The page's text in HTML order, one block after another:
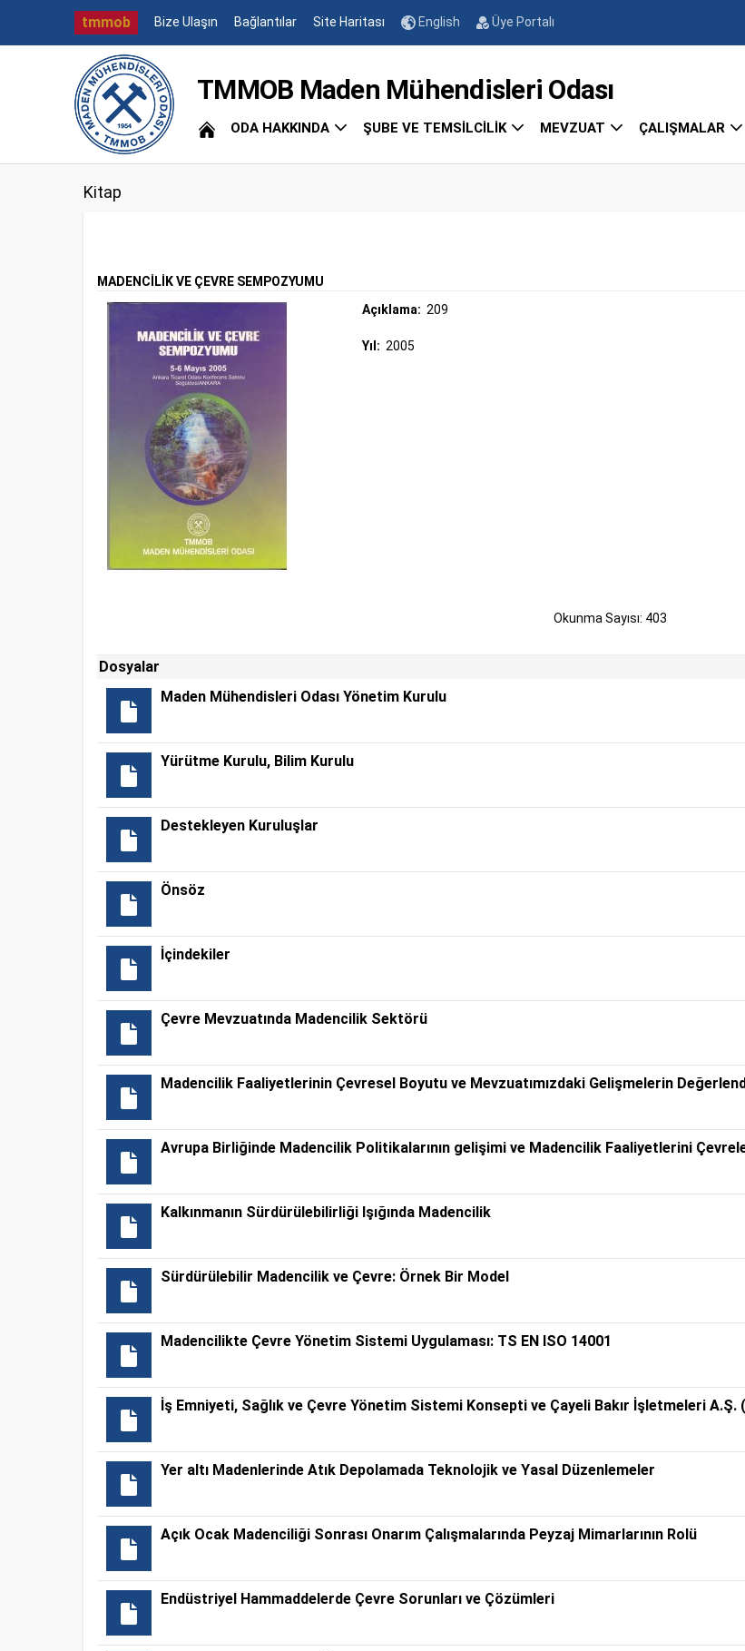
tmmob Bize Ulaşın Bağlantılar Site Haritası English Üye Portalı
TMMOB Maden Mühendisleri Odası
ODA HAKKINDA ŞUBE VE TEMSİLCİLİK MEVZUAT ÇALIŞMALAR
Kitap
MADENCİLİK VE ÇEVRE SEMPOZYUMU
Açıklama: 209
Yıl: 2005
Okunma Sayısı: 403
Dosyalar
Maden Mühendisleri Odası Yönetim Kurulu
Yürütme Kurulu, Bilim Kurulu
Destekleyen Kuruluşlar
Önsöz
İçindekiler
Çevre Mevzuatında Madencilik Sektörü
Madencilik Faaliyetlerinin Çevresel Boyutu ve Mevzuatımızdaki Gelişmelerin
Avrupa Birliğinde Madencilik Politikalarının gelişimi ve Madencilik Faaliyetlerini
Kalkınmanın Sürdürülebilirliği Işığında Madencilik
Sürdürülebilir Madencilik ve Çevre: Örnek Bir Model
Madencilikte Çevre Yönetim Sistemi Uygulaması: TS EN ISO 14001
İş Emniyeti, Sağlık ve Çevre Yönetim Sistemi Konsepti ve Çayeli Bakır İşletmeleri A.Ş.
Yer altı Madenlerinde Atık Depolamada Teknolojik ve Yasal Düzenlemeler
Açık Ocak Madenciliği Sonrası Onarım Çalışmalarında Peyzaj Mimarlarının Rolü
Endüstriyel Hammaddelerde Çevre Sorunları ve Çözümleri